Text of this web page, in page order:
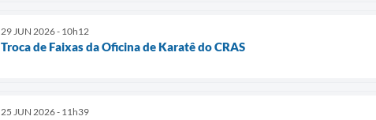
29 JUN 2026 - 10h12
Troca de Faixas da Oficina de Karatê do CRAS
25 JUN 2026 - 11h39